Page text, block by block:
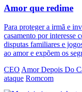
Amor que redime
Para proteger a irmã e
casamento por interesse
disputas familiares e
ao amor e expõem os
CEO Amor Depois Do
ataque Romcom